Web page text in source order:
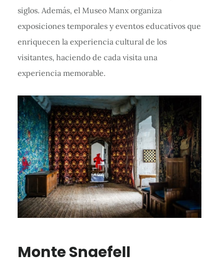
siglos. Además, el Museo Manx organiza
exposiciones temporales y eventos educativos que
enriquecen la experiencia cultural de los
visitantes, haciendo de cada visita una
experiencia memorable.
Monte Snaefell